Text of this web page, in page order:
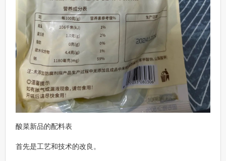
酸菜新品的配料表
首先是工艺和技术的改良。